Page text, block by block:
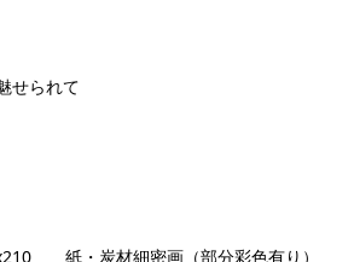
せられて
紙・炭材細密画（部分彩色有り）